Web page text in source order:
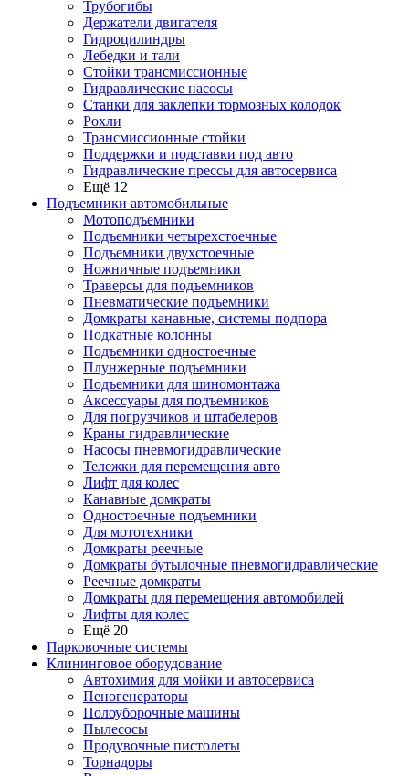
Трубогибы
Держатели двигателя
Гидроцилиндры
Лебедки и тали
Стойки трансмиссионные
Гидравлические насосы
Cтанки для заклепки тормозных колодок
Рохли
Трансмиссионные стойки
Поддержки и подставки под авто
Гидравлические прессы для автосервиса
Ещё 12
Подъемники автомобильные
Мотоподъемники
Подъемники четырехстоечные
Подъемники двухстоечные
Ножничные подъемники
Траверсы для подъемников
Пневматические подъемники
Домкраты канавные, системы подпора
Подкатные колонны
Подъемники одностоечные
Плунжерные подъемники
Подъемники для шиномонтажа
Аксессуары для подъемников
Для погрузчиков и штабелеров
Краны гидравлические
Насосы пневмогидравлические
Тележки для перемещения авто
Лифт для колес
Канавные домкраты
Одностоечные подъемники
Для мототехники
Домкраты реечные
Домкраты бутылочные пневмогидравлические
Реечные домкраты
Домкраты для перемещения автомобилей
Лифты для колес
Ещё 20
Парковочные системы
Клининговое оборудование
Автохимия для мойки и автосервиса
Пеногенераторы
Полоуборочные машины
Пылесосы
Продувочные пистолеты
Торнадоры